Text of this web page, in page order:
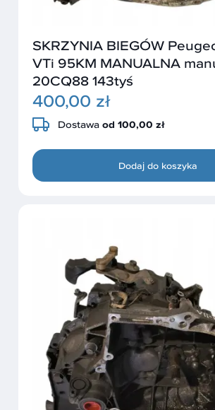
SKRZYNIA BIEGÓW
VTi 95KM MANUALNA
20CQ88 143tyś
400,00 zł
Dostawa od 100,00 zł
Dodaj do koszyka